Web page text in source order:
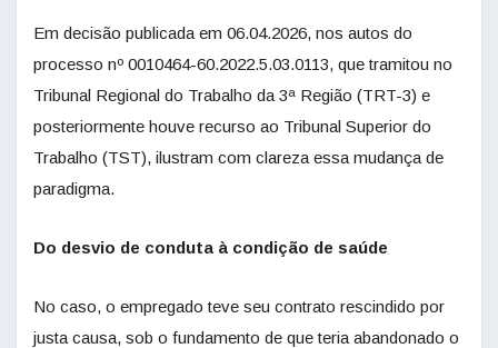
Em decisão publicada em 06.04.2026, nos autos do
processo nº 0010464-60.2022.5.03.0113, que tramitou no
Tribunal Regional do Trabalho da 3ª Região (TRT-3) e
posteriormente houve recurso ao Tribunal Superior do
Trabalho (TST), ilustram com clareza essa mudança de
paradigma.
Do desvio de conduta à condição de saúde
No caso, o empregado teve seu contrato rescindido por
justa causa, sob o fundamento de que teria abandonado o